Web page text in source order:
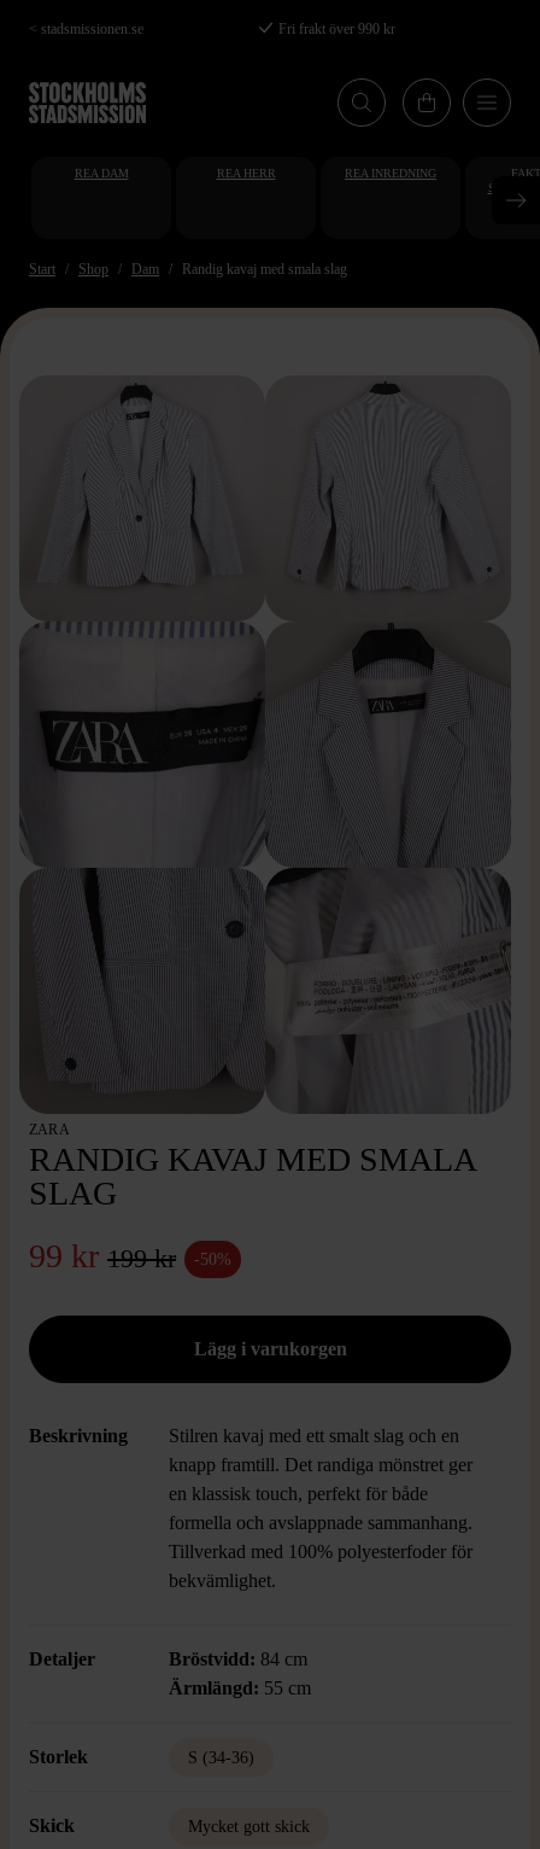
Hoppa
till
huvudinnehåll
< stadsmissionen.se Fri frakt över 990 kr
REA DAM REA HERR REA INREDNING
Start Shop Dam Randig kavaj med smala slag
ZARA
RANDIG KAVAJ MED SMALA
SLAG
99 kr 199 kr -50%
Beskrivning
Stilren kavaj med ett smalt slag och en
knapp framtill. Det randiga mönstret ger
en klassisk touch, perfekt för både
formella och avslappnade sammanhang.
Tillverkad med 100% polyesterfoder för
bekvämlighet.
Detaljer Bröstvidd: 84 cm
Ärmlängd: 55 cm
Storlek S (34-36)
Skick Mycket gott skick